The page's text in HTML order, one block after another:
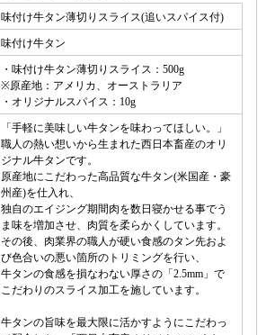
味付け牛タン薄切りスライス(追いスパイス付)
味付け牛タン
・味付け牛タン薄切りスライス：500g
※原産地：アメリカ、オーストラリア
・オリジナルスパイス：10g
「手軽に美味しい牛タンを味わってほしい。」
職人の熱い想いから生まれた西日本畜産のオリ
ジナル牛タンです。
原産地にこだわった高品質な牛タン(米国産・豪
州産)を仕入れ、
独自のエイジング期間肉を数日寝かせる事でう
ま味を増加させ、肉質を柔らかくしています。
その後、肉業界の職人が硬い食感のタン先およ
び色合いの悪い箇所のトリミングを行い、
牛タンの食感を損なわない厚さの「2.5mm」で
こだわりのスライス加工を施しています。
牛タンの旨味を最大限に活かすようにこだわっ